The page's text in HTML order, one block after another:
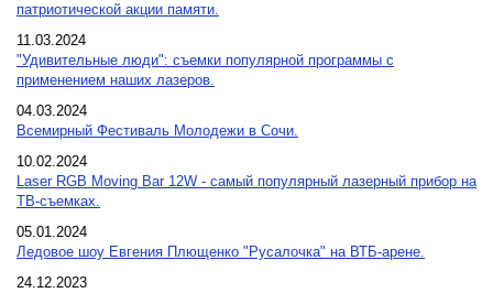
патриотической акции памяти.
11.03.2024
"Удивительные люди": съемки популярной программы с
применением наших лазеров.
04.03.2024
Всемирный Фестиваль Молодежи в Сочи.
10.02.2024
Laser RGB Moving Bar 12W - самый популярный лазерный прибор на
ТВ-съемках.
05.01.2024
Ледовое шоу Евгения Плющенко "Русалочка" на ВТБ-арене.
24.12.2023